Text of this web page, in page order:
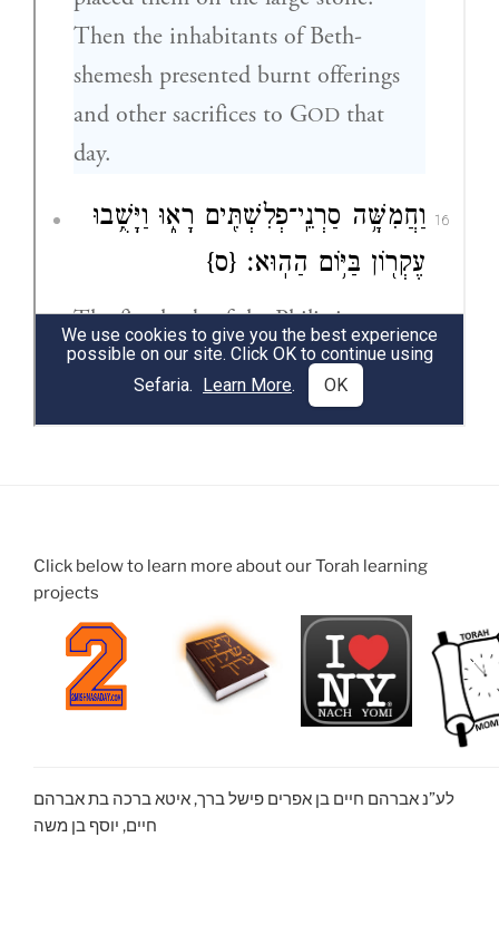
Click below to learn more about our Torah learning
projects
לע”נ אברהם חיים בן אפרים פישל ברך, איטא ברכה בת אברהם
חיים, יוסף בן משה